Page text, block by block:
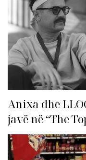
Anixa dhe
javë në “The